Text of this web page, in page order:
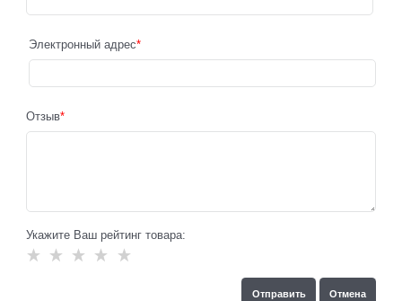
Электронный адрес
Отзыв
Укажите Ваш рейтинг товара: